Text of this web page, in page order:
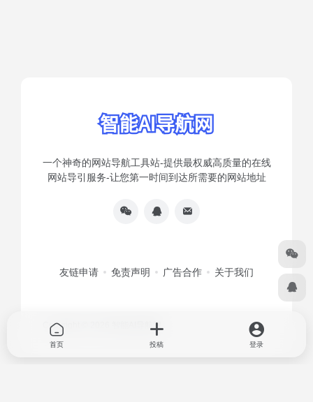
一个神奇的网站导航工具站-提供最权威高质量的在线
网站导引服务-让您第一时间到达所需要的网站地址
友链申请 免责声明 广告合作 关于我们
Copyright © 2026 智能AI导航网
首页 投稿 登录